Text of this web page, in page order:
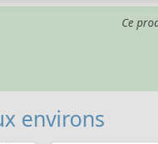
Ce
environs